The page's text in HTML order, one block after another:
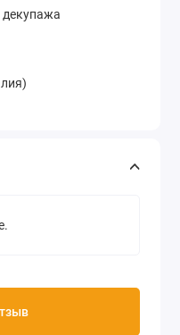
декупажа